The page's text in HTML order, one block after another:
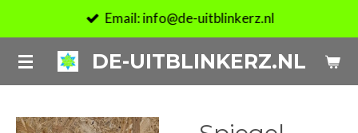
direct
naar
de
hoofdinhoud
DE-UITBLINKERZ.NL
Email: info@de-uitblinkerz.nl